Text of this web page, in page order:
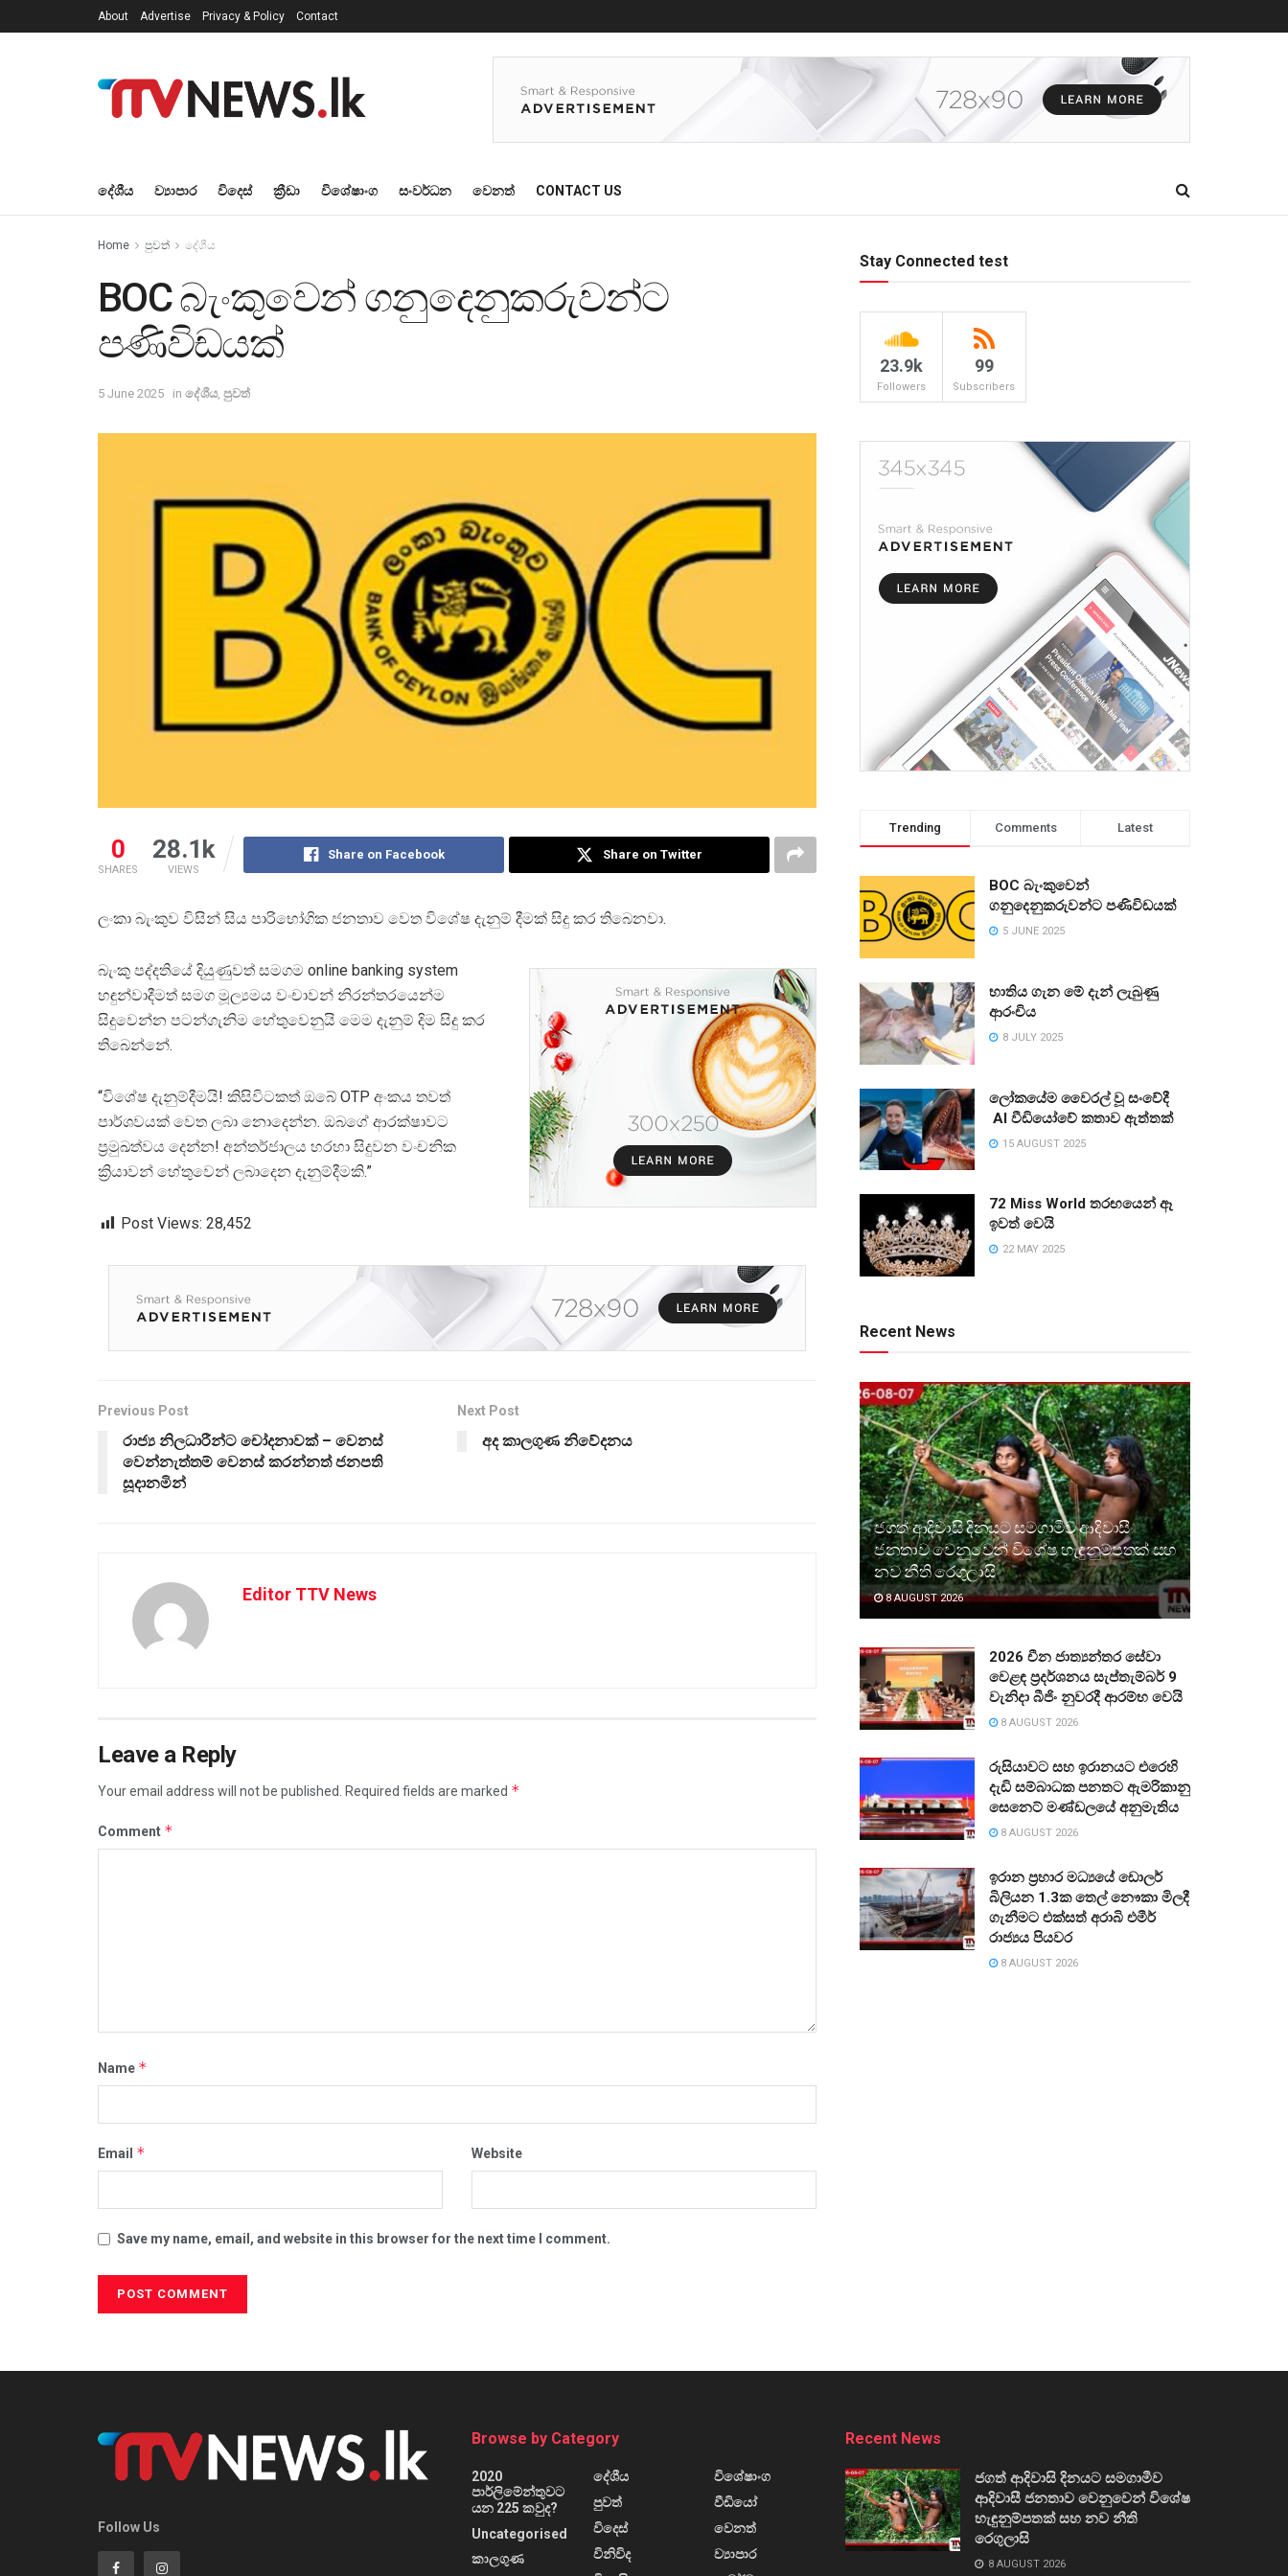
About Advertise Privacy & Policy Contact
දේශීය ව්‍යාපාර විදෙස් ක්‍රීඩා විශේෂාංග සංවර්ධන වෙනත් CONTACT US
Home පුවත් දේශීය
BOC බැංකුවෙන් ගනුදෙනුකරුවන්ට
පණිවිඩයක්
5 June 2025 in දේශීය, පුවත්
0
SHARES
28.1k
VIEWS
Share on Facebook Share on Twitter
ලංකා බැංකුව විසින් සිය පාරිභෝගික ජනතාව වෙත විශේෂ දැනුම් දීමක් සිදු කර තිබෙනවා.
බැංකු පද්දතියේ දියුණුවත් සමගම online banking system
හඳුන්වාදීමත් සමග මූල්‍යමය වංචාවන් නිරන්තරයෙන්ම
සිදුවෙන්න පටන්ගැනිම හේතුවෙනුයි මෙම දැනුම් දිම සිදු කර
තිබෙන්නේ.
“විශේෂ දැනුම්දීමයි! කිසිවිටකත් ඔබේ OTP අංකය තවත්
පාර්ශවයක් වෙත ලබා නොදෙන්න. ඔබගේ ආරක්ෂාවට
ප්‍රමුඛත්වය දෙන්න! අන්තර්ජාලය හරහා සිදුවන වංචනික
ක්‍රියාවන් හේතුවෙන් ලබාදෙන දැනුම්දීමකි.”
Post Views: 28,452
Previous Post
රාජ්‍ය නිලධාරීන්ට චෝදනාවක් – වෙනස්
වෙන්නැත්තම් වෙනස් කරන්නත් ජනපති
සූදානමින්
Next Post
අද කාලගුණ නිවේදනය
Editor TTV News
Leave a Reply
Your email address will not be published. Required fields are marked *
Comment *
Name *
Email * Website
Save my name, email, and website in this browser for the next time I comment.
Stay Connected test
23.9k
Followers
99
Subscribers
Trending Comments Latest
BOC බැංකුවෙන්
ගනුදෙනුකරුවන්ට පණිවිඩයක්
5 JUNE 2025
භාතිය ගැන මේ දැන් ලැබුණු
ආරංචිය
8 JULY 2025
ලෝකයේම වෛරල් වූ සංවේදී
AI වීඩියෝවේ කතාව ඇත්තක්
15 AUGUST 2025
72 Miss World තරඟයෙන් ඈ
ඉවත් වෙයි
22 MAY 2025
Recent News
ජගත් ආදිවාසි දිනයට සමගාමීව ආදිවාසී
ජනතාව වෙනුවෙන් විශේෂ හැඳුනුම්පතක් සහ
නව නීති රෙගුලාසි
8 AUGUST 2026
2026 චීන ජාත්‍යන්තර සේවා
වෙළඳ ප්‍රදර්ශනය සැප්තැම්බර් 9
වැනිදා බීජිං නුවරදී ආරම්භ වෙයි
8 AUGUST 2026
රුසියාවට සහ ඉරානයට එරෙහි
දැඩි සම්බාධක පනතට ඇමරිකානු
සෙනෙට් මණ්ඩලයේ අනුමැතිය
8 AUGUST 2026
ඉරාන ප්‍රහාර මධ්‍යයේ ඩොලර්
බිලියන 1.3ක තෙල් නෞකා මිලදී
ගැනීමට එක්සත් අරාබි එමීර්
රාජ්‍යය පියවර
8 AUGUST 2026
Follow Us
Browse by Category
2020
පාර්ලිමේන්තුවට
යන 225 කවුද?
Uncategorised
කාලගුණ
දේශීය
පුවත්
විදෙස්
විනිවිද
විශේෂාංග
වීඩියෝ
වෙනත්
ව්‍යාපාර
Recent News
ජගත් ආදිවාසි දිනයට සමගාමීව
ආදිවාසී ජනතාව වෙනුවෙන් විශේෂ
හැඳුනුම්පතක් සහ නව නීති
රෙගුලාසි
8 AUGUST 2026